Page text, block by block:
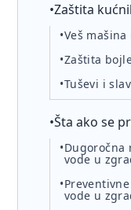
•Zaštita
•Veš
•Zaštita
•Tuševi i
•Šta ako se
•Dugoročna
vode u
•
vode u